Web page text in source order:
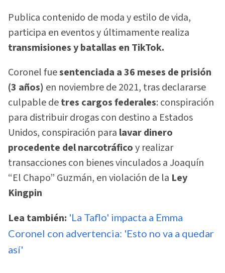
Publica contenido de moda y estilo de vida,
participa en eventos y últimamente realiza
transmisiones y batallas en TikTok.
Coronel fuesentenciada a 36 meses de prisión
(3 años) en noviembre de 2021, tras declararse
culpable detres cargos federales: conspiración
para distribuir drogas con destino a Estados
Unidos, conspiración para lavar dinero
procedente del narcotráficoy realizar
transacciones con bienes vinculados a Joaquín
“El Chapo” Guzmán, en violación de la Ley
Kingpin
Lea también: 'La Taflo' impacta a Emma
Coronel con advertencia: 'Esto no va a quedar
así'